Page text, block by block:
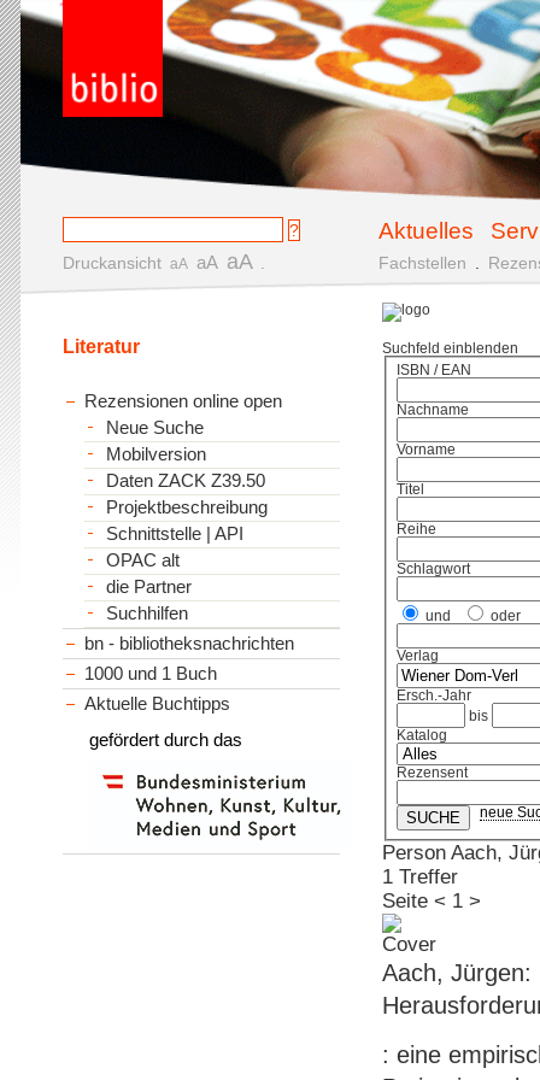
Aktuelles
Druckansicht aA aA aA Fachstellen
Suchfeld einblenden
ISBN / EAN
Nachname
Vorname
Titel
Reihe
Schlagwort
und oder
Verlag
Ersch.-Jahr
bis
Katalog
Rezensent
neue
Person Aach,
1 Treffer
Seite < 1 >
Aach, Jürgen:
: eine
Literatur
Rezensionen online open
Neue Suche
Mobilversion
Daten ZACK Z39.50
Projektbeschreibung
Schnittstelle | API
OPAC alt
die Partner
Suchhilfen
bn - bibliotheksnachrichten
1000 und 1 Buch
Aktuelle Buchtipps
gefördert durch das